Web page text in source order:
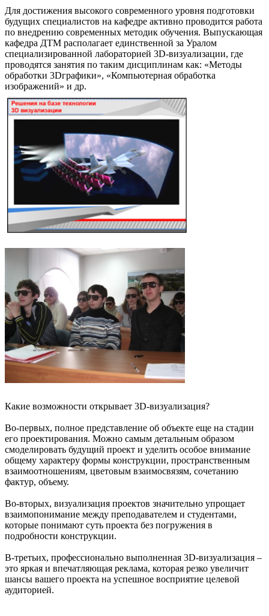
Для достижения высокого современного уровня подготовки
будущих специалистов на кафедре активно проводится работа
по внедрению современных методик обучения. Выпускающая
кафедра ДТМ располагает единственной за Уралом
специализированной лабораторией 3D-визуализации, где
проводятся занятия по таким дисциплинам как: «Методы
обработки 3Dграфики», «Компьютерная обработка
изображений» и др.
Какие возможности открывает 3D-визуализация?
Во-первых, полное представление об объекте еще на стадии
его проектирования. Можно самым детальным образом
смоделировать будущий проект и уделить особое внимание
общему характеру формы конструкции, пространственным
взаимоотношениям, цветовым взаимосвязям, сочетанию
фактур, объему.
Во-вторых, визуализация проектов значительно упрощает
взаимопонимание между преподавателем и студентами,
которые понимают суть проекта без погружения в
подробности конструкции.
В-третьих, профессионально выполненная 3D-визуализация –
это яркая и впечатляющая реклама, которая резко увеличит
шансы вашего проекта на успешное восприятие целевой
аудиторией.